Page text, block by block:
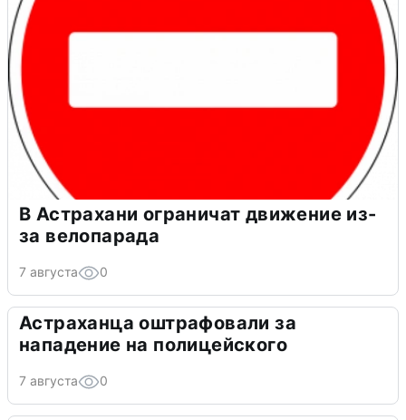
В Астрахани ограничат движение из-
за велопарада
7 августа 0
Астраханца оштрафовали за
нападение на полицейского
7 августа 0